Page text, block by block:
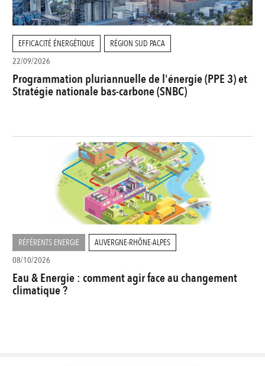
EFFICACITÉ ÉNERGÉTIQUE
RÉGION SUD PACA
22/09/2026
Programmation pluriannuelle de l'énergie (PPE 3) et
Stratégie nationale bas-carbone (SNBC)
RÉFÉRENTS ENERGIE
AUVERGNE-RHÔNE-ALPES
08/10/2026
Eau & Energie : comment agir face au changement
climatique ?